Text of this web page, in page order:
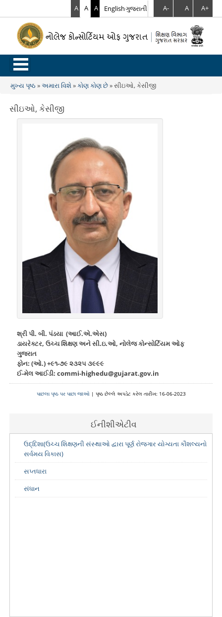
A A A Englishગુજરાતી A- A A+
.
You are here
મુખ્ય પૃષ્ઠ »અમારા વિશે»કોણ કોણ છે»સીઇઓ, કેસીજી
સીઇઓ, કેસીજી
શ્રી પી. બી. પંડયા (આઈ.એ.એસ)
ડાયરેક્ટર, ઉચ્ચ શિક્ષણ અને સી.ઇ.ઓ, નોલેજ કોન્સોર્ટિયમ ઓફ
ગુજરાત
ફોન: (ઓ.) +૯૧-૭૯ ૨૩૨૫ ૩૯૯૯
ઈ-મેલ આઈડી: commi-highedu@gujarat.gov.in
પાછલા પૃષ્ઠ પર પાછા જાઓ | પૃષ્ઠ છેલ્લે અપડેટ કરેલ તારીખ: 16-06-2023
ઈનીશીએટીવ
ઉદ્દિશા(ઉચ્ચ શિક્ષણની સંસ્થાઓ દ્વારા પૂર્ણ રોજગાર યોગ્યતા કૌશલ્યનો
સર્વમય વિકાસ)
સપ્તધારા
સંધાન